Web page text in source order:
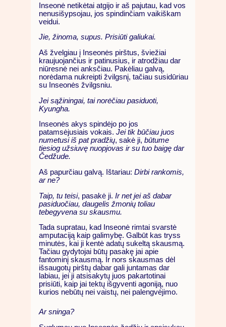
Inseonė netikėtai atgijo ir aš pajutau, kad vos
nenusišypsojau, jos spindinčiam vaikiškam
veidui.
Jie, žinoma, supus. Prisiūti galiukai.
Aš žvelgiau į Inseonės pirštus, šviežiai
kraujuojančius ir patinusius, ir atrodžiau dar
niūresnė nei anksčiau. Pakėliau galvą,
norėdama nukreipti žvilgsnį, tačiau susidūriau
su Inseonės žvilgsniu.
Jei sąžiningai, tai norėčiau pasiduoti,
Kyungha.
Inseonės akys spindėjo po jos
patamsėjusiais vokais. Jei tik būčiau juos
numetusi iš pat pradžių, sakė ji, būtume
tiesiog užsiuvę nuopjovas ir su tuo baigę dar
Čedžude.
Aš papurčiau galvą. Ištariau: Dirbi rankomis,
ar ne?
Taip, tu teisi, pasakė ji. Ir net jei aš dabar
pasiduočiau, daugelis žmonių toliau
tebegyvena su skausmu.
Tada supratau, kad Inseonė rimtai svarstė
amputaciją kaip galimybę. Galbūt kas tryss
minutės, kai ji kentė adatų sukeltą skausmą.
Tačiau gydytojai būtų pasakę jai apie
fantominį skausmą. Ir nors skausmas dėl
išsaugotų pirštų dabar gali juntamas dar
labiau, jei ji atsisakytų juos pakartotinai
prisiūti, kaip jai tektų išgyventi agoniją, nuo
kurios nebūtų nei vaistų, nei palengvėjimo.
Ar sninga?